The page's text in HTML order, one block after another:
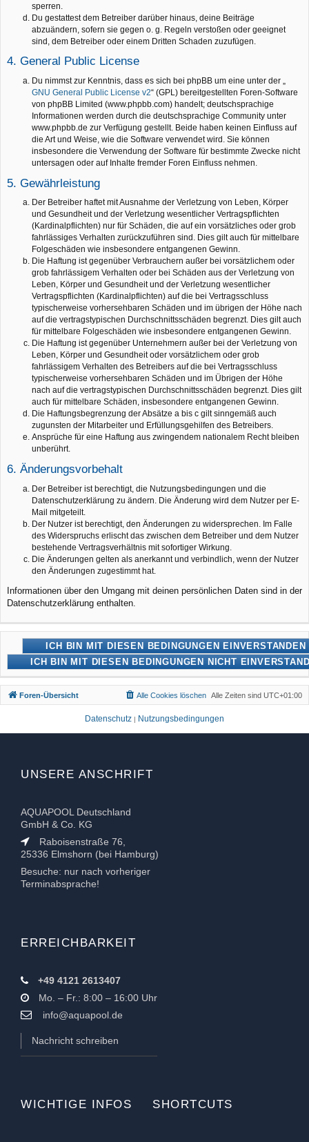
sperren.
Du gestattest dem Betreiber darüber hinaus, deine Beiträge
abzuändern, sofern sie gegen o. g. Regeln verstoßen oder geeignet
sind, dem Betreiber oder einem Dritten Schaden zuzufügen.
4. General Public License
Du nimmst zur Kenntnis, dass es sich bei phpBB um eine unter der „
GNU General Public License v2“ (GPL) bereitgestellten Foren-Software
von phpBB Limited (www.phpbb.com) handelt; deutschsprachige
Informationen werden durch die deutschsprachige Community unter
www.phpbb.de zur Verfügung gestellt. Beide haben keinen Einfluss auf
die Art und Weise, wie die Software verwendet wird. Sie können
insbesondere die Verwendung der Software für bestimmte Zwecke nicht
untersagen oder auf Inhalte fremder Foren Einfluss nehmen.
5. Gewährleistung
Der Betreiber haftet mit Ausnahme der Verletzung von Leben, Körper
und Gesundheit und der Verletzung wesentlicher Vertragspflichten
(Kardinalpflichten) nur für Schäden, die auf ein vorsätzliches oder grob
fahrlässiges Verhalten zurückzuführen sind. Dies gilt auch für mittelbare
Folgeschäden wie insbesondere entgangenen Gewinn.
Die Haftung ist gegenüber Verbrauchern außer bei vorsätzlichem oder
grob fahrlässigem Verhalten oder bei Schäden aus der Verletzung von
Leben, Körper und Gesundheit und der Verletzung wesentlicher
Vertragspflichten (Kardinalpflichten) auf die bei Vertragsschluss
typischerweise vorhersehbaren Schäden und im übrigen der Höhe nach
auf die vertragstypischen Durchschnittsschäden begrenzt. Dies gilt auch
für mittelbare Folgeschäden wie insbesondere entgangenen Gewinn.
Die Haftung ist gegenüber Unternehmern außer bei der Verletzung von
Leben, Körper und Gesundheit oder vorsätzlichem oder grob
fahrlässigem Verhalten des Betreibers auf die bei Vertragsschluss
typischerweise vorhersehbaren Schäden und im Übrigen der Höhe
nach auf die vertragstypischen Durchschnittsschäden begrenzt. Dies gilt
auch für mittelbare Schäden, insbesondere entgangenen Gewinn.
Die Haftungsbegrenzung der Absätze a bis c gilt sinngemäß auch
zugunsten der Mitarbeiter und Erfüllungsgehilfen des Betreibers.
Ansprüche für eine Haftung aus zwingendem nationalem Recht bleiben
unberührt.
6. Änderungsvorbehalt
Der Betreiber ist berechtigt, die Nutzungsbedingungen und die
Datenschutzerklärung zu ändern. Die Änderung wird dem Nutzer per E-
Mail mitgeteilt.
Der Nutzer ist berechtigt, den Änderungen zu widersprechen. Im Falle
des Widerspruchs erlischt das zwischen dem Betreiber und dem Nutzer
bestehende Vertragsverhältnis mit sofortiger Wirkung.
Die Änderungen gelten als anerkannt und verbindlich, wenn der Nutzer
den Änderungen zugestimmt hat.
Informationen über den Umgang mit deinen persönlichen Daten sind in der
Datenschutzerklärung enthalten.
Foren-Übersicht Alle Zeiten sind UTC+01:00
Alle Cookies löschen
Datenschutz | Nutzungsbedingungen
UNSERE ANSCHRIFT
AQUAPOOL Deutschland
GmbH & Co. KG
Raboisenstraße 76,
25336 Elmshorn (bei Hamburg)
Besuche: nur nach vorheriger
Terminabsprache!
ERREICHBARKEIT
+49 4121 2613407
Mo. – Fr.: 8:00 – 16:00 Uhr
info@aquapool.de
Nachricht schreiben
WICHTIGE INFOS SHORTCUTS